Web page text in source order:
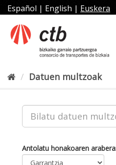
Joan
edukira
Español | English | Euskera
Datuen multzoak
Antolatu honakoaren arabera